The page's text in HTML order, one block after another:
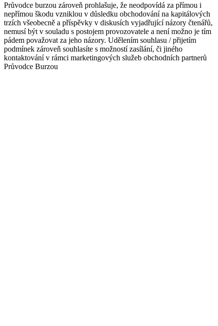
Průvodce burzou zároveň prohlašuje, že neodpovídá za přímou i
nepřímou škodu vzniklou v důsledku obchodování na kapitálových
trzích všeobecně a příspěvky v diskusích vyjadřující názory čtenářů,
nemusí být v souladu s postojem provozovatele a není možno je tím
pádem považovat za jeho názory. Udělením souhlasu / přijetím
podmínek zároveň souhlasíte s možností zasílání, či jiného
kontaktování v rámci marketingových služeb obchodních partnerů
Průvodce Burzou